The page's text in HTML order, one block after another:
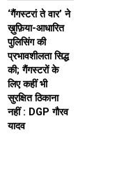
‘गैंगस्टरां ते वार’ ने
ख़ुफ़िया-आधारित
पुलिसिंग की
प्रभावशीलता सिद्ध
की; गैंगस्टरों के
लिए कहीं भी
सुरक्षित ठिकाना
नहीं : DGP गौरव
यादव